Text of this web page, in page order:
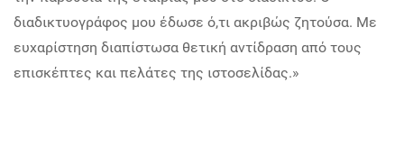
διαδικτυογράφος μου έδωσε ό,τι ακριβώς ζητούσα. Με
ευχαρίστηση διαπίστωσα θετική αντίδραση από τους
επισκέπτες και πελάτες της ιστοσελίδας.»